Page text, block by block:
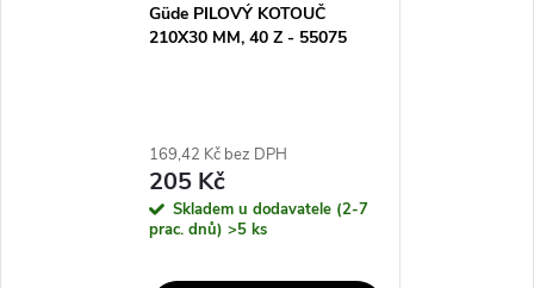
Güde PILOVÝ KOTOUČ
210X30 MM, 40 Z - 55075
169,42 Kč bez DPH
205 Kč
Skladem u dodavatele (2-7
prac. dnů) >5 ks